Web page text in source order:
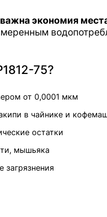
важна экономия
75?
от 0,0001 мкм
в чайнике и
остатки
мышьяка
загрязнения